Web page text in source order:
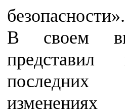
В своем
представил
последних